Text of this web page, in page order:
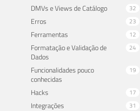
DMVs e Views de Catálogo 32
Erros 23
Ferramentas 12
Formatação e Validação de
Dados
24
Funcionalidades pouco
conhecidas
19
Hacks 17
Integrações 31